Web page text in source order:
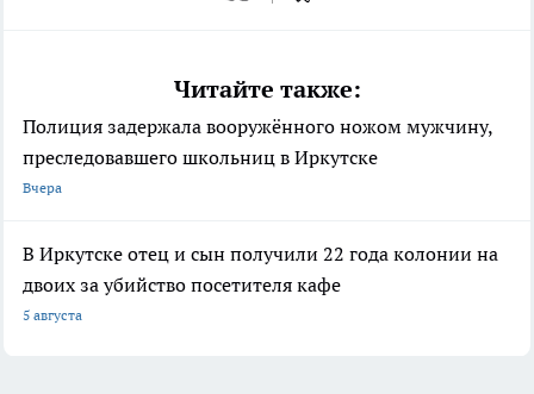
Читайте также:
Полиция задержала вооружённого ножом мужчину,
преследовавшего школьниц в Иркутске
Вчера
В Иркутске отец и сын получили 22 года колонии на
двоих за убийство посетителя кафе
5 августа